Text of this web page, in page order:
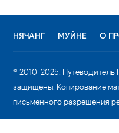
НЯЧАНГ МУЙНЕ О
© 2010-2025. Путеводитель
защищены. Копирование
письменного разрешения